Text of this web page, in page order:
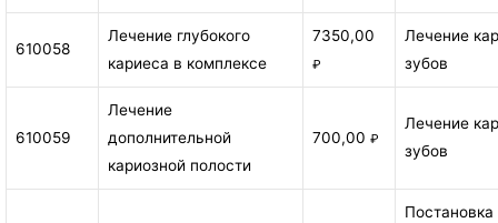
610058
Лечение глубокого
кариеса в комплексе
7350,00
₽
Лечение
зубов
610059
Лечение
дополнительной
кариозной полости
700,00 ₽
Лечение
зубов
Постановка